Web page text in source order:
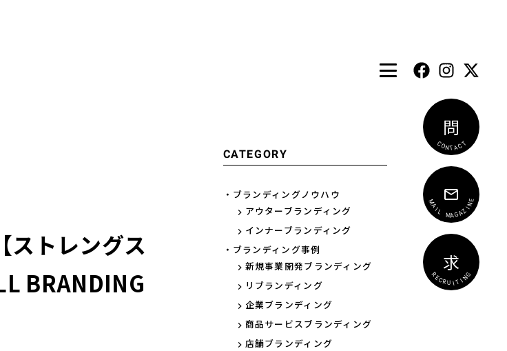
C
ONTA
C
T
問
M
A
ILMA
G
A
Z
I
N
E
R
E
C
RUITI
N
G
求
ストレングス
BRANDING
CATEGORY
・ブランディングノウハウ
アウターブランディング
インナーブランディング
・ブランディング事例
新規事業開発ブランディング
リブランディング
企業ブランディング
商品サービスブランディング
店舗ブランディング